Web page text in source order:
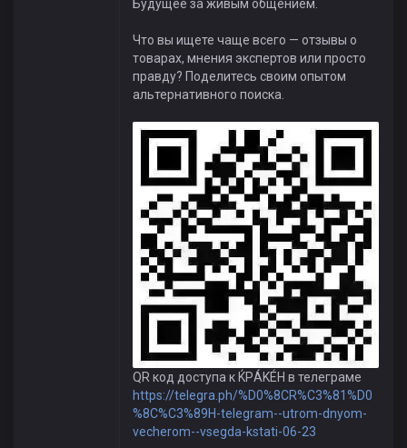
Будущее за живым общением.
Что вы ищете чаще всего — отзывы о
товарах, мнения экспертов или просто
правду? Поделитесь своим опытом
альтернативного поиска.
QR код доступа к ЌРÁKÉH в телеграме
https://telegra.ph/%D0%8CR%C3%81%D0
%8C%C3%89H-telegram--utrom-dnyom-
vecherom--vsegda-kstati-06-23